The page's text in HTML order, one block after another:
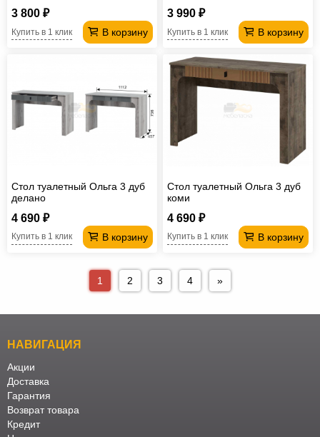
3 800 ₽
В корзину
Купить в 1 клик
3 990 ₽
В корзину
Купить в 1 клик
Стол туалетный Ольга 3 дуб
делано
4 690 ₽
В корзину
Купить в 1 клик
Стол туалетный Ольга 3 дуб
коми
4 690 ₽
В корзину
Купить в 1 клик
1 2 3 4 »
НАВИГАЦИЯ
Акции
Доставка
Гарантия
Возврат товара
Кредит